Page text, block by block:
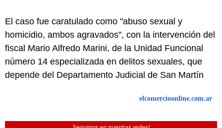
El caso fue caratulado como "abuso sexual y
homicidio, ambos agravados", con la intervención del
fiscal Mario Alfredo Marini, de la Unidad Funcional
número 14 especializada en delitos sexuales, que
depende del Departamento Judicial de San Martín
elcomercioonline.com.ar